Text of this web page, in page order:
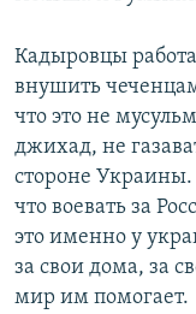
Кадыровцы
внушить
что это не
джихад, не
стороне
что воевать за
это именно у
за свои дома, за
мир им помогает.